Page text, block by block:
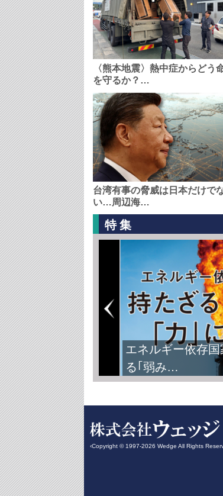
〈熊本地震〉熱中症からどう
を守るか？…
台湾有事の脅威は日本だけで
い…周辺海…
特集
エネルギー依存
る｢弱み…
‹Copyright © 1997-2026 Wedge All Rights